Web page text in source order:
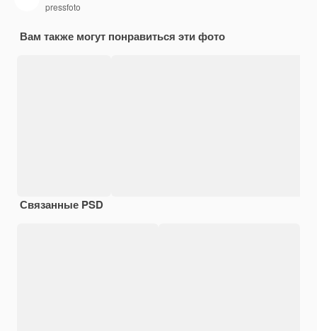
pressfoto
Вам также могут понравиться эти фото
Связанные PSD